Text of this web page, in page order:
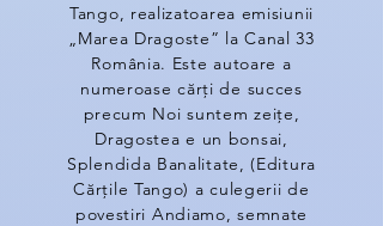
Tango, realizatoarea emisiunii
„Marea Dragoste” la Canal 33
România. Este autoare a
numeroase cărți de succes
precum Noi suntem zeițe,
Dragostea e un bonsai,
Splendida Banalitate, (Editura
Cărțile Tango) a culegerii de
povestiri Andiamo, semnate